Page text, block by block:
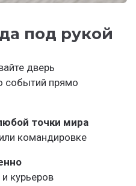
под рукой
дверь
событий прямо
точки мира
командировке
курьеров